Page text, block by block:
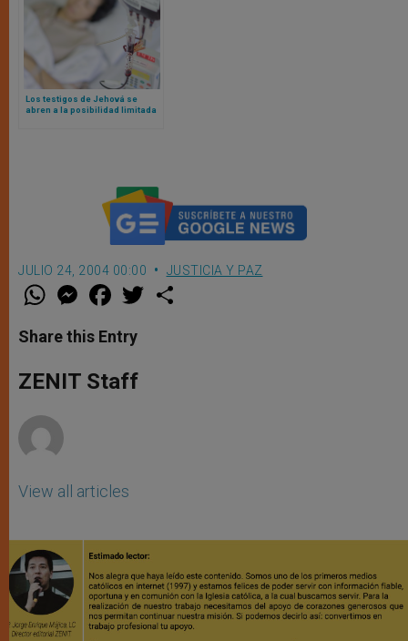
Los testigos de Jehová se
abren a la posibilidad limitada
JULIO 24, 2004 00:00 JUSTICIA Y PAZ
W
t
s
p
p
M
e
s
e
g
e
F
a
e
b
o
k
w
Share this Entry
ZENIT Staff
View all articles